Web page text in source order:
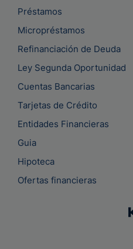
Préstamos
Micropréstamos
Refinanciación de Deuda
Ley Segunda Oportunidad
Cuentas Bancarias
Tarjetas de Crédito
Entidades Financieras
Guia
Hipoteca
Ofertas financieras